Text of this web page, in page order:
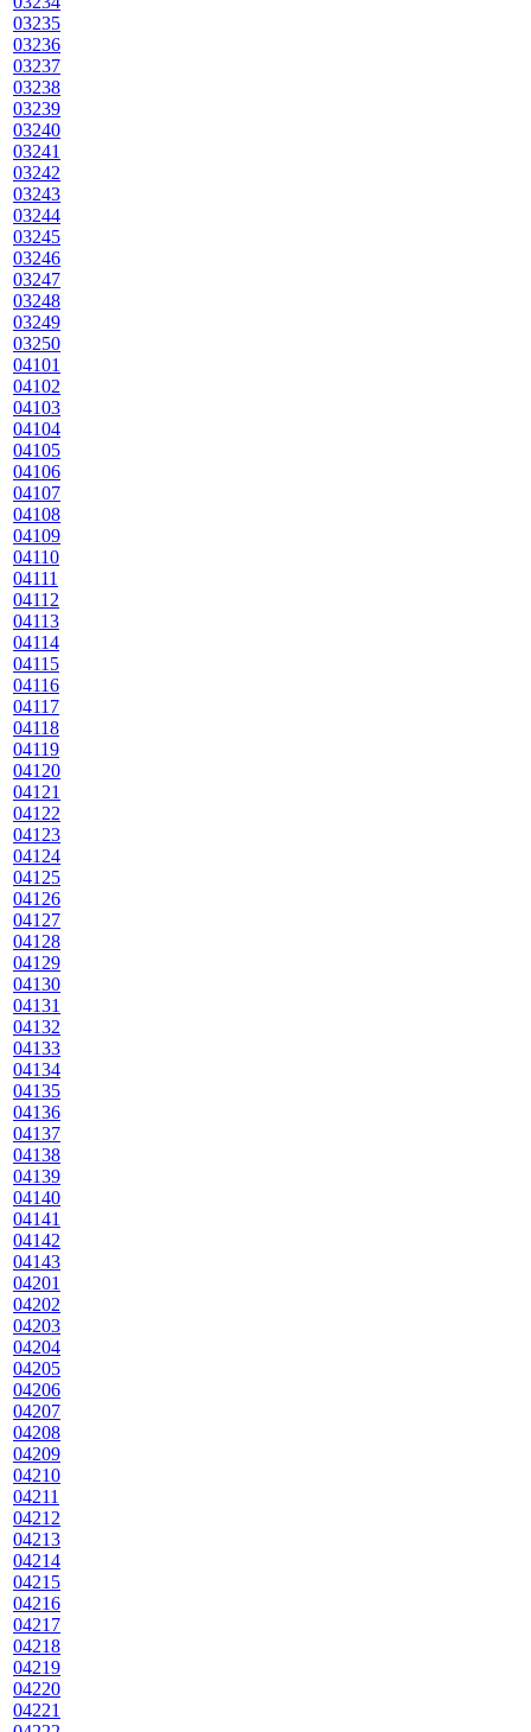
03235
03236
03237
03238
03239
03240
03241
03242
03243
03244
03245
03246
03247
03248
03249
03250
04101
04102
04103
04104
04105
04106
04107
04108
04109
04110
04111
04112
04113
04114
04115
04116
04117
04118
04119
04120
04121
04122
04123
04124
04125
04126
04127
04128
04129
04130
04131
04132
04133
04134
04135
04136
04137
04138
04139
04140
04141
04142
04143
04201
04202
04203
04204
04205
04206
04207
04208
04209
04210
04211
04212
04213
04214
04215
04216
04217
04218
04219
04220
04221